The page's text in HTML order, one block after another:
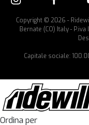
Copyright © 2026 -
Bernate (CO) Italy -
Capitale sociale:
Ordina per